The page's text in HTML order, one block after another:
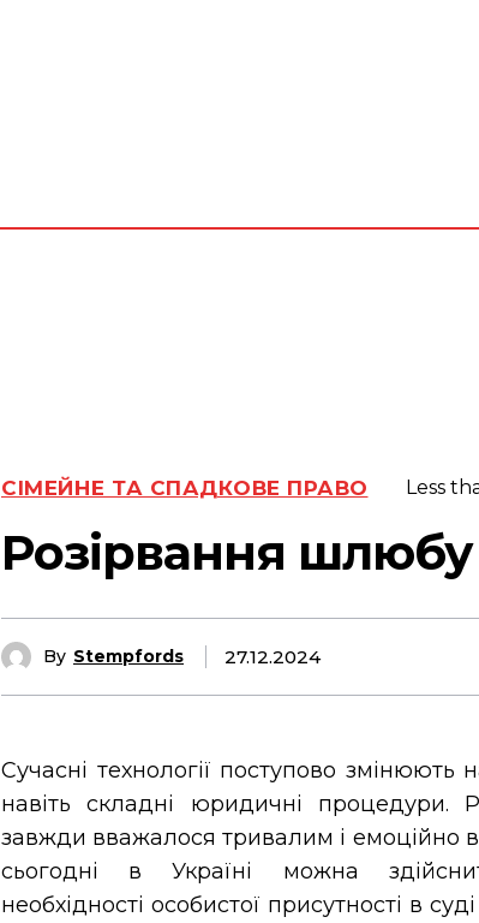
СІМЕЙНЕ ТА СПАДКОВЕ ПРАВО Less
Розірвання
By Stempfords 27.12.2024
Сучасні технології поступово
навіть складні юридичні процедури.
завжди вважалося тривалим і емоційно
сьогодні в Україні можна
необхідності особистої присутності в